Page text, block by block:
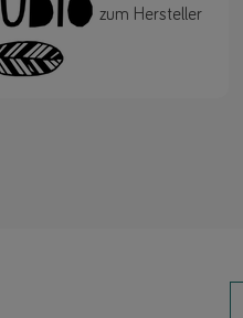
zum Hersteller